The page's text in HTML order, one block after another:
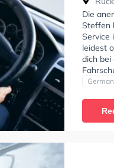
Die
Steffen
Service
leidest
dich bei
online
German